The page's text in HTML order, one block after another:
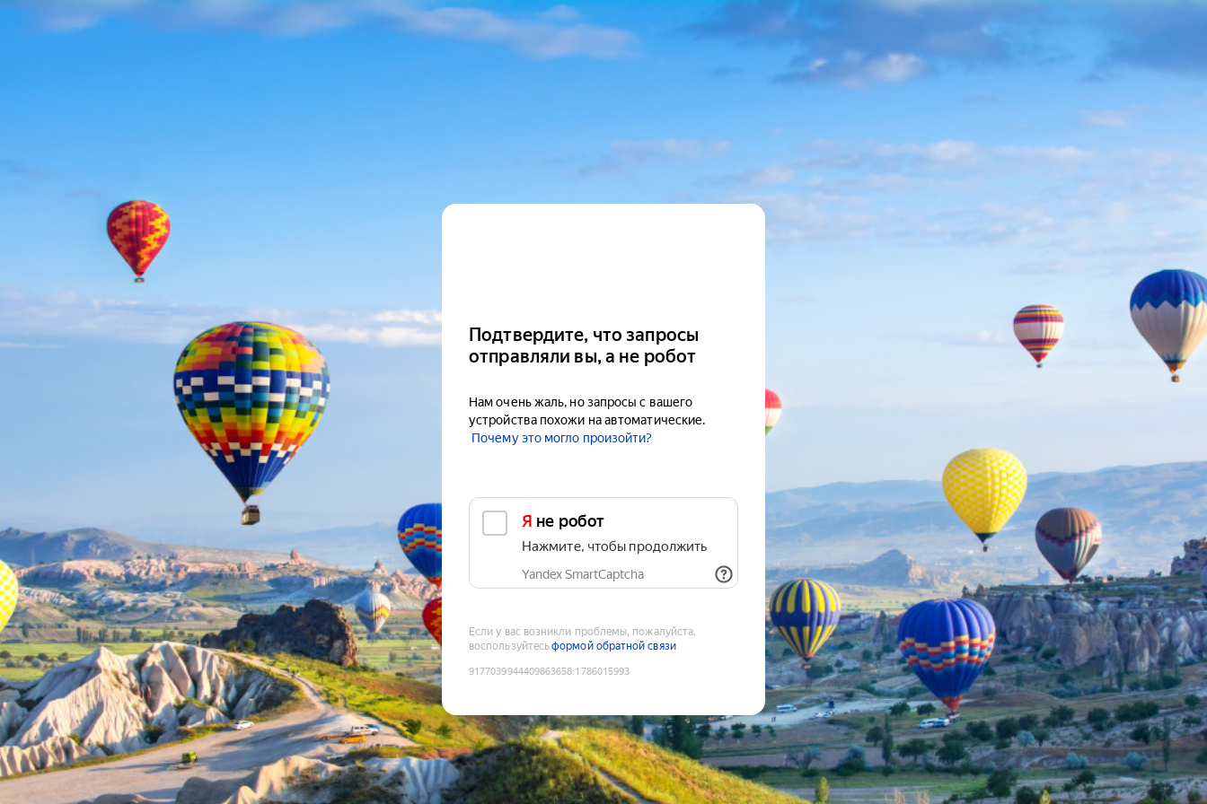
Подтвердите, что запросы
отправляли вы, а не робот
Нам очень жаль, но запросы с вашего
устройства похожи на автоматические.
Почему это могло произойти?
Я не робот
Нажмите, чтобы продолжить
Yandex SmartCaptcha
Если у вас возникли проблемы, пожалуйста,
воспользуйтесьформой обратной связи
9177039944409863658:1786015993